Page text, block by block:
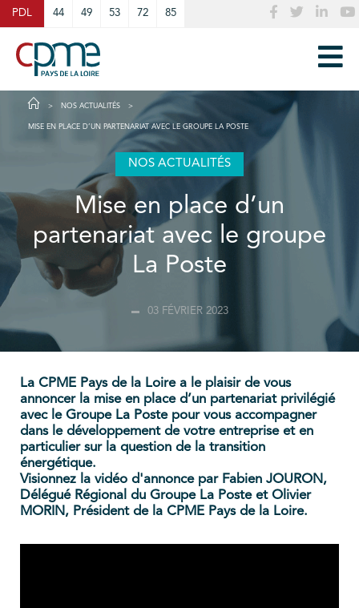
PDL 44 49 53 72 85
NOS ACTUALITÉS
MISE EN PLACE D’UN PARTENARIAT AVEC LE GROUPE LA POSTE
NOS ACTUALITÉS
Mise en place d’un
partenariat avec le groupe
La Poste
03 FÉVRIER 2023
La CPME Pays de la Loire a le plaisir de vous
annoncer la mise en place d’un partenariat privilégié
avec le Groupe La Poste pour vous accompagner
dans le développement de votre entreprise et en
particulier sur la question de la transition
énergétique.
Visionnez la vidéo d'annonce par Fabien JOURON,
Délégué Régional du Groupe La Poste et Olivier
MORIN, Président de la CPME Pays de la Loire.
Cookies management panel